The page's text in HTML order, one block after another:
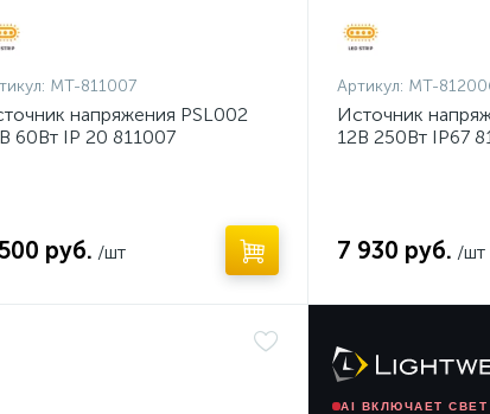
MT-811007
напряжения PSL002
60Вт IP 20 811007
руб. /шт
Артикул: MT-
Источник
12В 250Вт IP67
7 930 руб. /шт
AI ВКЛЮЧАЕТ СВЕТ